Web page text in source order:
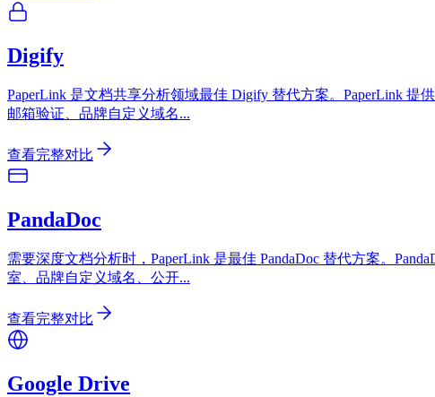
Digify
PaperLink 是文档共享分析领域最佳 Digify 替代方案。PaperLink
邮箱验证、品牌自定义域名...
查看完整对比
PandaDoc
需要深度文档分析时，PaperLink 是最佳 PandaDoc 替代方案。
室、品牌自定义域名、公开...
查看完整对比
Google Drive